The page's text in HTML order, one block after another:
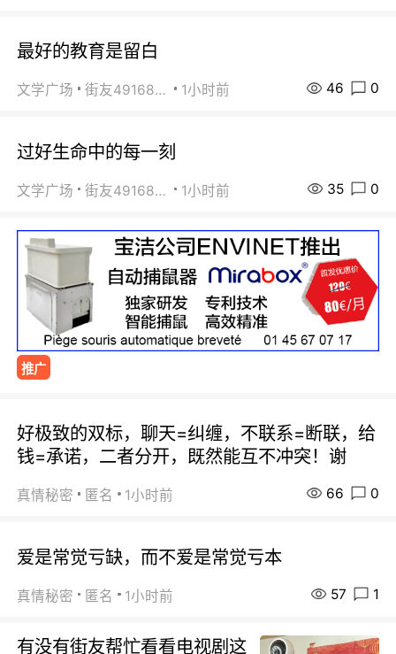
最好的教育是留白
文学广场 街友49168527 1小时前 46 0
过好生命中的每一刻
文学广场 街友49168527 1小时前 35 0
推广
好极致的双标，聊天=纠缠，不联系=断联，给
钱=承诺，二者分开，既然能互不冲突！谢
真情秘密 匿名 1小时前 66 0
爱是常觉亏缺，而不爱是常觉亏本
真情秘密 匿名 1小时前 57 1
有没有街友帮忙看看电视剧这